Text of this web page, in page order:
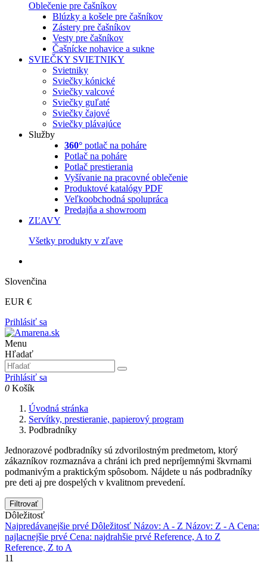
Oblečenie pre čašníkov
Blúzky a košele pre čašníkov
Zástery pre čašníkov
Vesty pre čašníkov
Čašnícke nohavice a sukne
SVIEČKY SVIETNIKY
Svietniky
Sviečky kónické
Sviečky valcové
Sviečky guľaté
Sviečky čajové
Sviečky plávajúce
Služby
360° potlač na poháre
Potlač na poháre
Potlač prestierania
Vyšívanie na pracovné oblečenie
Produktové katalógy PDF
Veľkoobchodná spolupráca
Predajňa a showroom
ZĽAVY
Všetky produkty v zľave
Slovenčina
EUR €
Prihlásiť sa
Menu
Hľadať
Prihlásiť sa
0 Košík
Úvodná stránka
Servítky, prestieranie, papierový program
Podbradníky
Jednorazové podbradníky sú zdvorilostným predmetom, ktorý
zákazníkov rozmaznáva a chráni ich pred nepríjemnými škvrnami
podmanivým a praktickým spôsobom. Nájdete u nás podbradníky
pre deti aj pre dospelých v kvalitnom prevedení.
Filtrovať
Dôležitosť
Najpredávanejšie prvé Dôležitosť Názov: A - Z Názov: Z - A Cena:
najlacnejšie prvé Cena: najdrahšie prvé Reference, A to Z
Reference, Z to A
11